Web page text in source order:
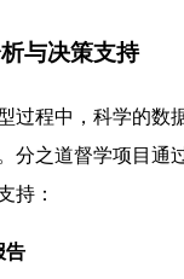
与决策支持
过程中，科学的数
分之道督学项目通
持：
告